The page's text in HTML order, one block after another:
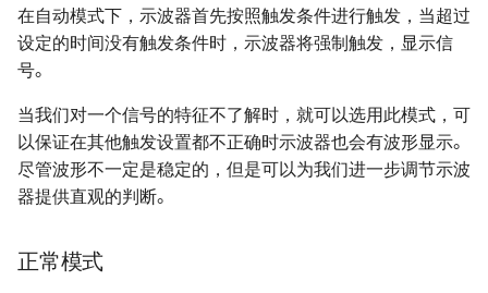
ADC 与 DAC 基础知识
推挽与开漏输出
共模信号与差模信号
数字电路中的竞争与冒险
STM32F4 硬件开发
SwiftCtrl - 蓝牙手柄
自制 CMSIS-DAP 🚧
电源设计 - LDO 电源抑制比
（PSRR）与测量方法
电源方案（LDO）- XC6206
电源方案（Buck）-
LMR14050
TPS54531
EMC 设计指南
信号地与机壳地间的 EMC 设
计
射频 - 天线的分类与选型 🚧
史密斯圆图与匹配电路基础
一般天线匹配电路的设计
在自动模式下，示波器首先按照触发条件进行触发，当超过
设定的时间没有触发条件时，示波器将强制触发，显示信
号。
当我们对一个信号的特征不了解时，就可以选用此模式，可
以保证在其他触发设置都不正确时示波器也会有波形显示。
尽管波形不一定是稳定的，但是可以为我们进一步调节示波
器提供直观的判断。
正常模式